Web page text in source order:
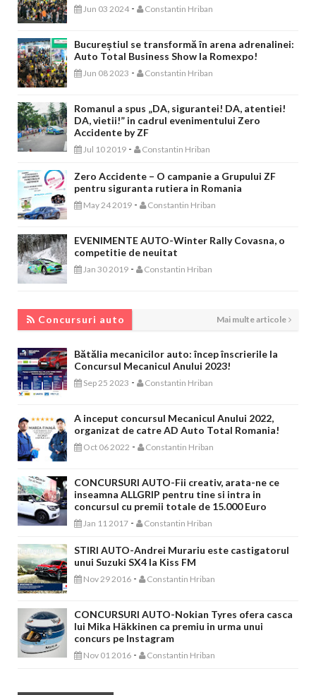
Jun 03 2024 - Constantin Hriban
Bucureștiul se transformă în arena adrenalinei:
Auto Total Business Show la Romexpo!
Jun 08 2023 - Constantin Hriban
Romanul a spus „DA, sigurantei! DA, atentiei!
DA, vietii!” in cadrul evenimentului Zero
Accidente by ZF
Jul 10 2019 - Constantin Hriban
Zero Accidente – O campanie a Grupului ZF
pentru siguranta rutiera in Romania
May 24 2019 - Constantin Hriban
EVENIMENTE AUTO-Winter Rally Covasna, o
competitie de neuitat
Jan 30 2019 - Constantin Hriban
Concursuri auto Mai multe articole
Bătălia mecanicilor auto: încep înscrierile la
Concursul Mecanicul Anului 2023!
Sep 25 2023 - Constantin Hriban
A inceput concursul Mecanicul Anului 2022,
organizat de catre AD Auto Total Romania!
Oct 06 2022 - Constantin Hriban
CONCURSURI AUTO-Fii creativ, arata-ne ce
inseamna ALLGRIP pentru tine si intra in
concursul cu premii totale de 15.000 Euro
Jan 11 2017 - Constantin Hriban
STIRI AUTO-Andrei Murariu este castigatorul
unui Suzuki SX4 la Kiss FM
Nov 29 2016 - Constantin Hriban
CONCURSURI AUTO-Nokian Tyres ofera casca
lui Mika Häkkinen ca premiu in urma unui
concurs pe Instagram
Nov 01 2016 - Constantin Hriban